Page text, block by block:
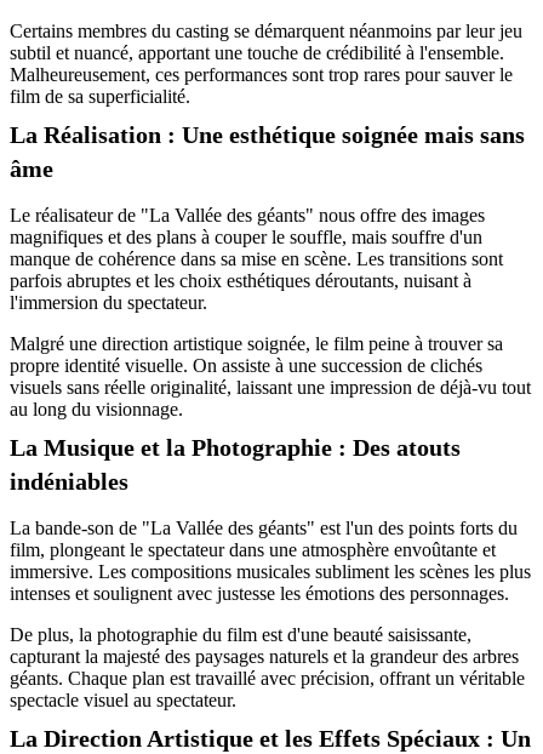
Certains membres du casting se démarquent néanmoins par leur jeu
subtil et nuancé, apportant une touche de crédibilité à l'ensemble.
Malheureusement, ces performances sont trop rares pour sauver le
film de sa superficialité.
La Réalisation : Une esthétique soignée mais sans
âme
Le réalisateur de "La Vallée des géants" nous offre des images
magnifiques et des plans à couper le souffle, mais souffre d'un
manque de cohérence dans sa mise en scène. Les transitions sont
parfois abruptes et les choix esthétiques déroutants, nuisant à
l'immersion du spectateur.
Malgré une direction artistique soignée, le film peine à trouver sa
propre identité visuelle. On assiste à une succession de clichés
visuels sans réelle originalité, laissant une impression de déjà-vu tout
au long du visionnage.
La Musique et la Photographie : Des atouts
indéniables
La bande-son de "La Vallée des géants" est l'un des points forts du
film, plongeant le spectateur dans une atmosphère envoûtante et
immersive. Les compositions musicales subliment les scènes les plus
intenses et soulignent avec justesse les émotions des personnages.
De plus, la photographie du film est d'une beauté saisissante,
capturant la majesté des paysages naturels et la grandeur des arbres
géants. Chaque plan est travaillé avec précision, offrant un véritable
spectacle visuel au spectateur.
La Direction Artistique et les Effets Spéciaux : Un